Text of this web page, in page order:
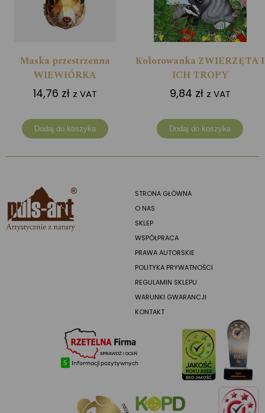
Maska przestrzenna
WIEWIÓRKA
14,76 zł z VAT
Dodaj do koszyka
Kolorowanka ZWIERZĘTA I
ICH TROPY
9,84 zł z VAT
Dodaj do koszyka
STRONA GŁÓWNA
O NAS
SKLEP
WSPÓŁPRACA
PRAWA AUTORSKIE
POLITYKA PRYWATNOŚCI
REGULAMIN SKLEPU
WARUNKI GWARANCJI
KONTAKT